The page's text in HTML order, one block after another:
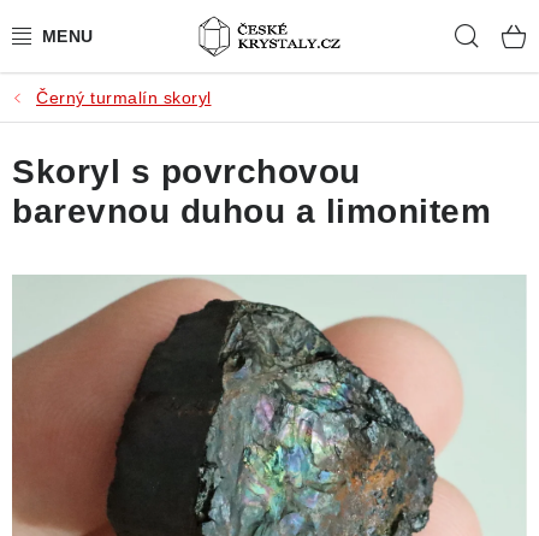
na
PŘÍRODNÍ KAMENY
BROUŠENÉ KAMENY
MISTROVSKÉ KRYSTALY
ŠPERKY S KAMENY
SLEVY
VIDEOGALERIE
Černý turmalín skoryl
Skoryl s povrchovou
barevnou duhou a limonitem